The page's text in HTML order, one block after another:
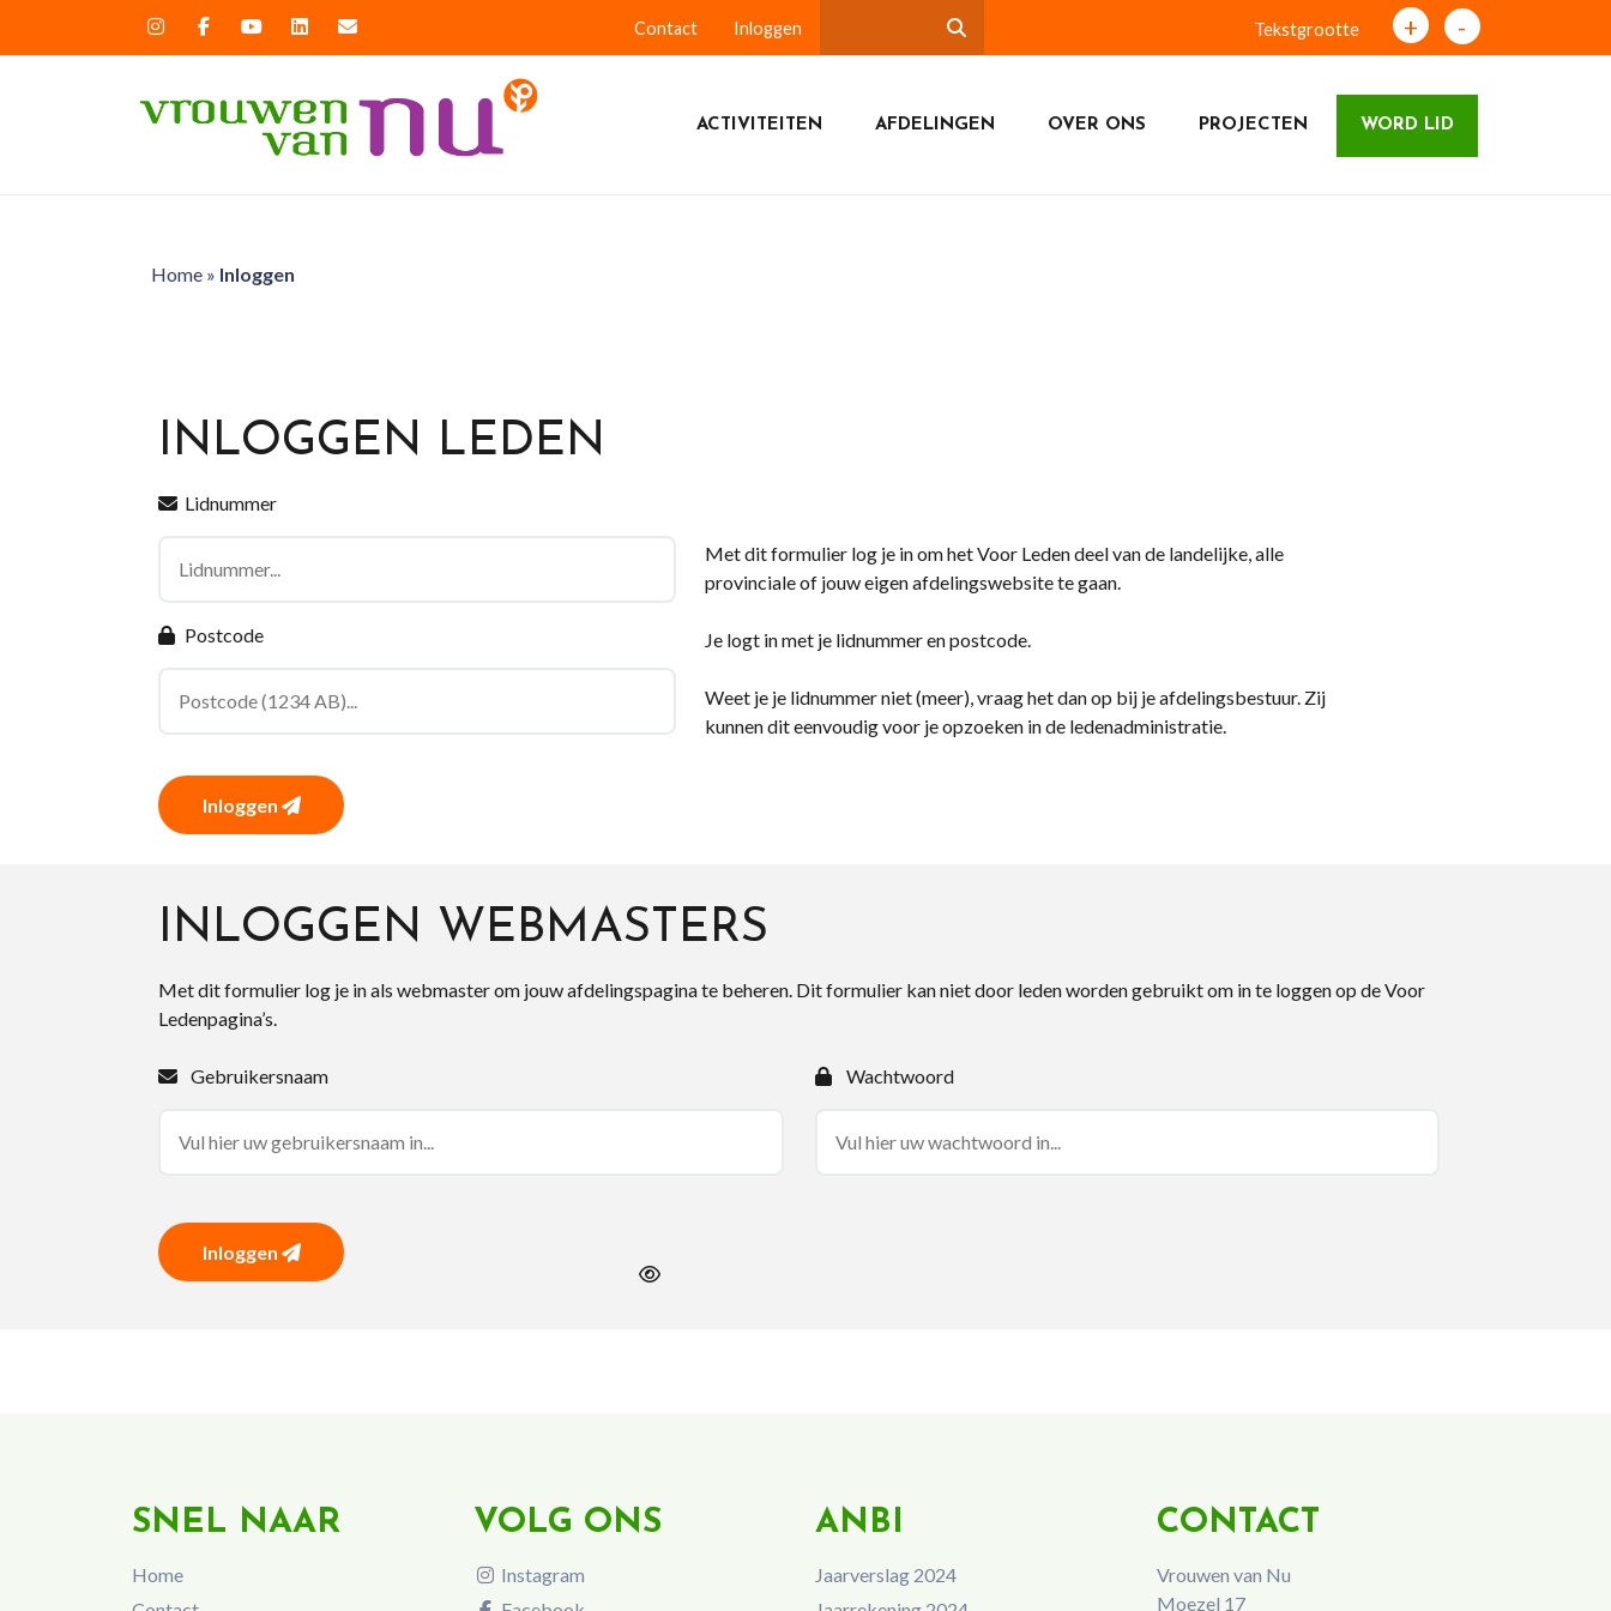
Contact Inloggen Tekstgrootte + -
ACTIVITEITEN AFDELINGEN OVER ONS PROJECTEN WORD LID
Home» Inloggen
INLOGGEN LEDEN
Lidnummer
Postcode
Inloggen
Met dit formulier log je in om het Voor Leden deel van de landelijke, alle
provinciale of jouw eigen afdelingswebsite te gaan.
Je logt in met je lidnummer en postcode.
Weet je je lidnummer niet (meer), vraag het dan op bij je afdelingsbestuur. Zij
kunnen dit eenvoudig voor je opzoeken in de ledenadministratie.
INLOGGEN WEBMASTERS
Met dit formulier log je in als webmaster om jouw afdelingspagina te beheren. Dit formulier kan niet door leden worden gebruikt om in te loggen op de Voor
Ledenpagina’s.
Gebruikersnaam Wachtwoord
Inloggen
SNEL NAAR
Home
VOLG ONS
Instagram
ANBI
Jaarverslag 2024
CONTACT
Vrouwen van Nu
Moezel 17